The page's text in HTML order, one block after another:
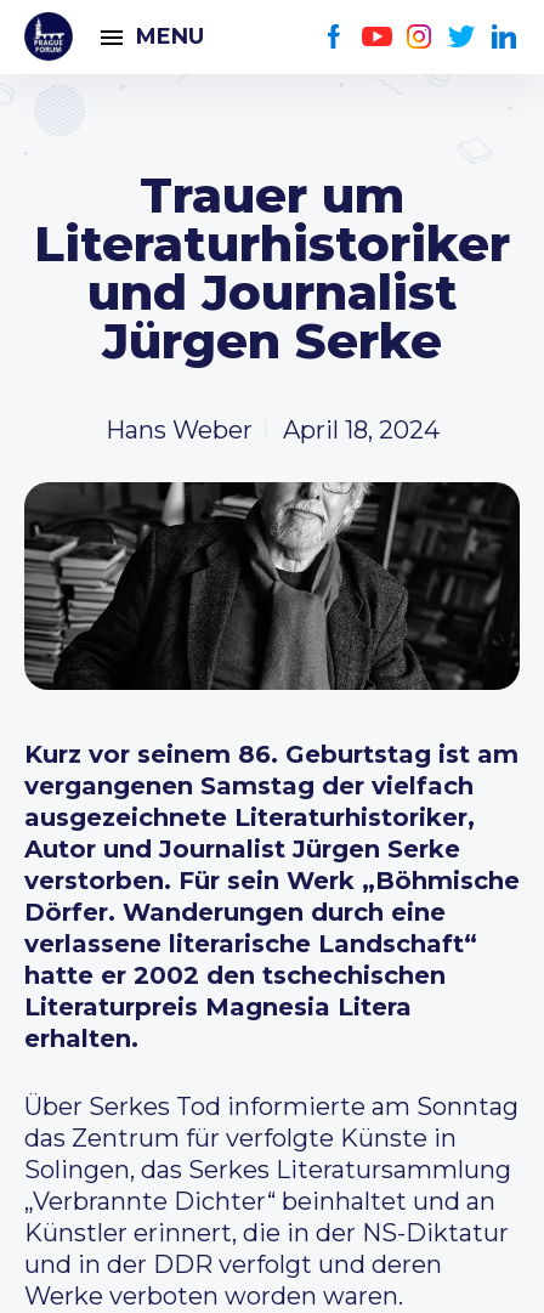
MENU
Trauer um
Literaturhistoriker
und Journalist
Jürgen Serke
Hans Weber April 18, 2024
Kurz vor seinem 86. Geburtstag ist am
vergangenen Samstag der vielfach
ausgezeichnete Literaturhistoriker,
Autor und Journalist Jürgen Serke
verstorben. Für sein Werk „Böhmische
Dörfer. Wanderungen durch eine
verlassene literarische Landschaft“
hatte er 2002 den tschechischen
Literaturpreis Magnesia Litera
erhalten.
Über Serkes Tod informierte am Sonntag
das Zentrum für verfolgte Künste in
Solingen, das Serkes Literatursammlung
„Verbrannte Dichter“ beinhaltet und an
Künstler erinnert, die in der NS-Diktatur
und in der DDR verfolgt und deren
Werke verboten worden waren.